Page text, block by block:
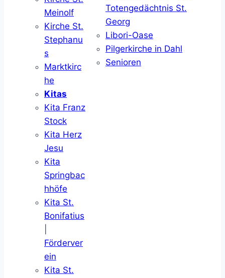
Meinolf
Kirche St.
Stephanu
s
Marktkirc
he
Kitas
Kita Franz
Stock
Kita Herz
Jesu
Kita
Springbac
hhöfe
Kita St.
Bonifatius
Förderver
ein
Kita St.
Totengedächtnis St.
Georg
Libori-Oase
Pilgerkirche in Dahl
Senioren